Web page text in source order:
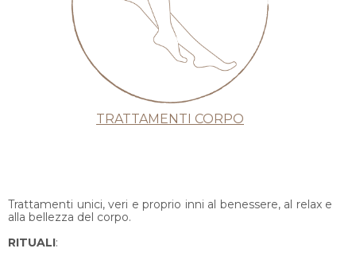
TRATTAMENTI CORPO
Trattamenti unici, veri e proprio inni al benessere, al relax e
alla bellezza del corpo.
RITUALI: